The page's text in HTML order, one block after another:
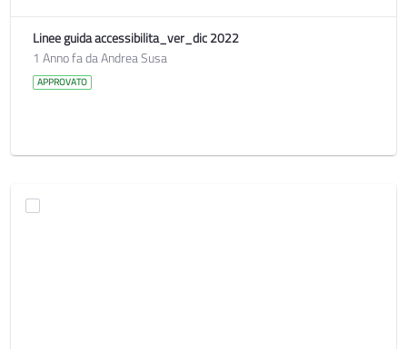
Linee guida accessibilita_ver_dic 2022
1 Anno fa da Andrea Susa
APPROVATO